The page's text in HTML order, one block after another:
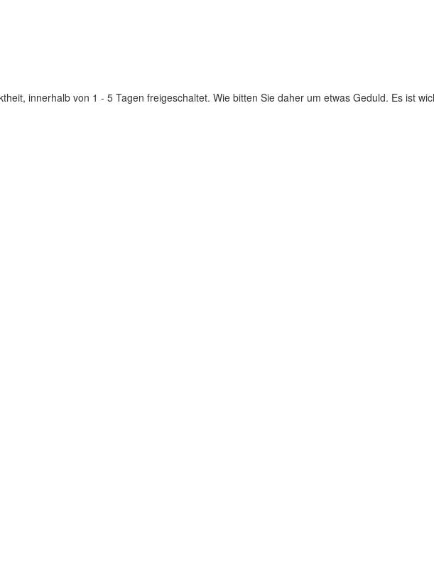
innerhalb von 1 - 5 Tagen freigeschaltet. Wie bitten Sie daher um etwas Geduld. Es ist